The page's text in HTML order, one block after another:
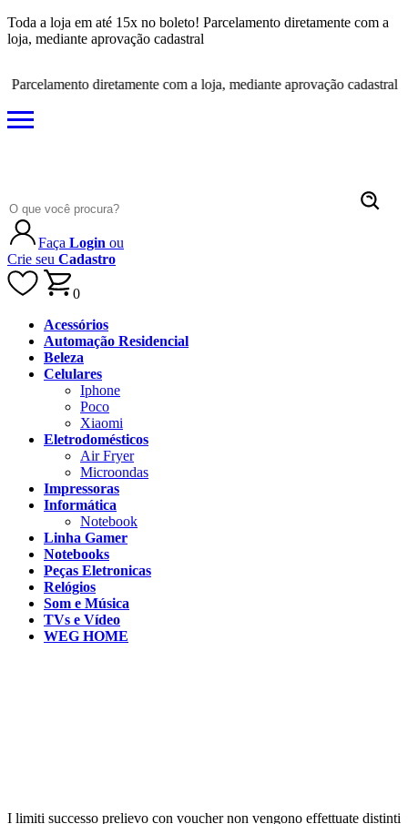
Toda a loja em até 15x no boleto! Parcelamento diretamente com a
loja, mediante aprovação cadastral
diretamente com a loja, mediante aprovação cadastral
Faça Login ou
Crie seu Cadastro
0
Acessórios
Automação Residencial
Beleza
Celulares
Iphone
Poco
Xiaomi
Eletrodomésticos
Air Fryer
Microondas
Impressoras
Informática
Notebook
Linha Gamer
Notebooks
Peças Eletronicas
Relógios
Som e Música
TVs e Vídeo
WEG HOME
I limiti successo prelievo con voucher non vengono effettuate distinti